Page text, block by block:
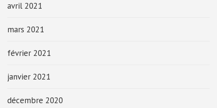
avril 2021
mars 2021
février 2021
janvier 2021
décembre 2020